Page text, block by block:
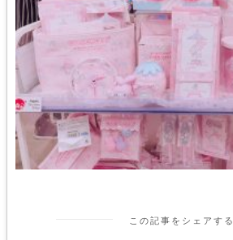
この記事をシェアする